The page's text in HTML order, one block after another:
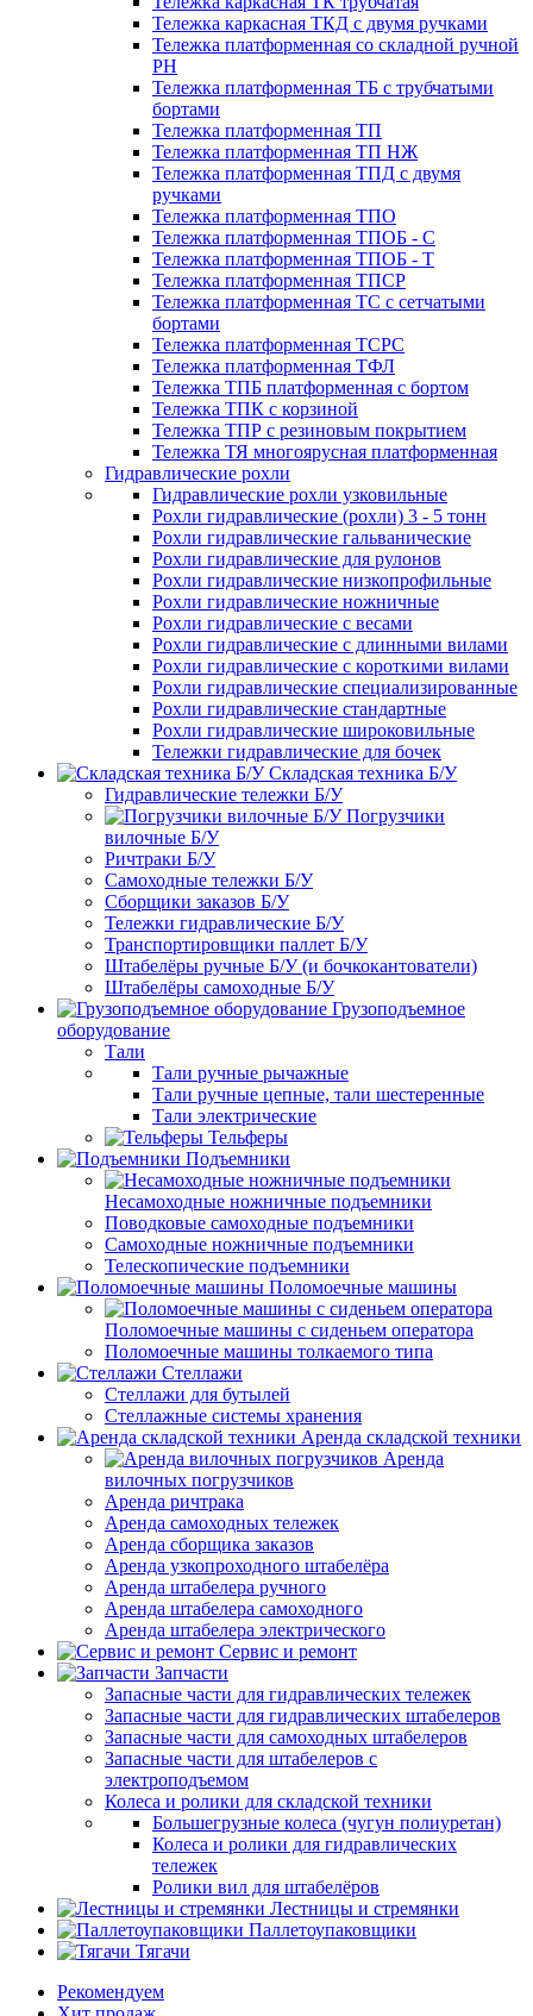
Тележка каркасная ТКД с двумя ручками
Тележка платформенная со складной ручной
PH
Тележка платформенная ТБ с трубчатыми
бортами
Тележка платформенная ТП
Тележка платформенная ТП НЖ
Тележка платформенная ТПД с двумя
ручками
Тележка платформенная ТПО
Тележка платформенная ТПОБ - С
Тележка платформенная ТПОБ - Т
Тележка платформенная ТПСР
Тележка платформенная ТС с сетчатыми
бортами
Тележка платформенная ТСРС
Тележка платформенная ТФЛ
Тележка ТПБ платформенная с бортом
Тележка ТПК с корзиной
Тележка ТПР с резиновым покрытием
Тележка ТЯ многоярусная платформенная
Гидравлические рохли
Гидравлические рохли узковильные
Рохли гидравлические (рохли) 3 - 5 тонн
Рохли гидравлические гальванические
Рохли гидравлические для рулонов
Рохли гидравлические низкопрофильные
Рохли гидравлические ножничные
Рохли гидравлические с весами
Рохли гидравлические с длинными вилами
Рохли гидравлические с короткими вилами
Рохли гидравлические специализированные
Рохли гидравлические стандартные
Рохли гидравлические широковильные
Тележки гидравлические для бочек
Складская техника Б/У
Гидравлические тележки Б/У
Погрузчики
вилочные Б/У
Ричтраки Б/У
Самоходные тележки Б/У
Сборщики заказов Б/У
Тележки гидравлические Б/У
Транспортировщики паллет Б/У
Штабелёры ручные Б/У (и бочкокантователи)
Штабелёры самоходные Б/У
Грузоподъемное
оборудование
Тали
Тали ручные рычажные
Тали ручные цепные, тали шестеренные
Тали электрические
Тельферы
Подъемники
Несамоходные ножничные подъемники
Поводковые самоходные подъемники
Самоходные ножничные подъемники
Телескопические подъемники
Поломоечные машины
Поломоечные машины с сиденьем оператора
Поломоечные машины толкаемого типа
Стеллажи
Стеллажи для бутылей
Стеллажные системы хранения
Аренда складской техники
Аренда
вилочных погрузчиков
Аренда ричтрака
Аренда самоходных тележек
Аренда сборщика заказов
Аренда узкопроходного штабелёра
Аренда штабелера ручного
Аренда штабелера самоходного
Аренда штабелера электрического
Сервис и ремонт
Запчасти
Запасные части для гидравлических тележек
Запасные части для гидравлических штабелеров
Запасные части для самоходных штабелеров
Запасные части для штабелеров с
электроподъемом
Колеса и ролики для складской техники
Большегрузные колеса (чугун полиуретан)
Колеса и ролики для гидравлических
тележек
Ролики вил для штабелёров
Лестницы и стремянки
Паллетоупаковщики
Тягачи
Рекомендуем